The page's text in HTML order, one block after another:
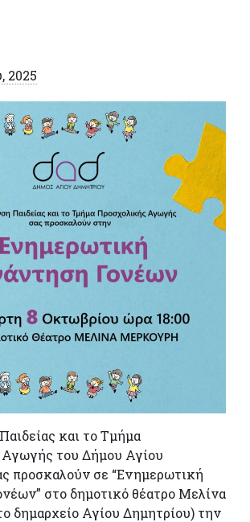
2025
και το Τμήμα
του Δήμου Αγίου
προσκαλούν σε “Ενημερωτική
στο δημοτικό θέατρο Μελίνα
δημαρχείο Αγίου Δημητρίου) την